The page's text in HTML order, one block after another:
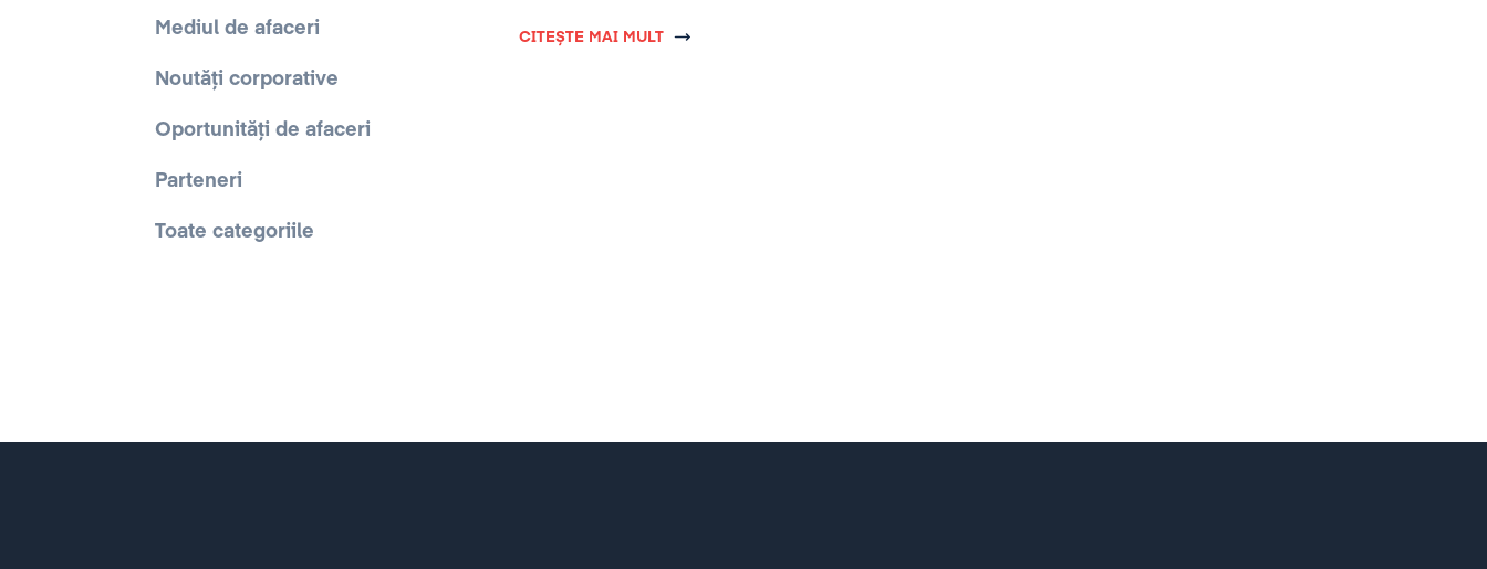
Mediul de afaceri
Noutăți corporative
Oportunități de afaceri
Parteneri
Toate categoriile
CITEȘTE MAI MULT